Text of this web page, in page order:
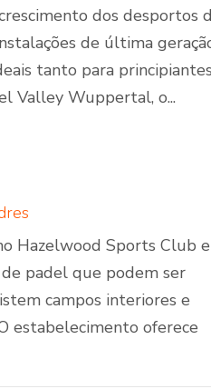
dos desportos
de última
tanto para principiantes
Valley Wuppertal, o...
Hazelwood Sports Club
padel que podem ser
campos interiores e
estabelecimento oferece